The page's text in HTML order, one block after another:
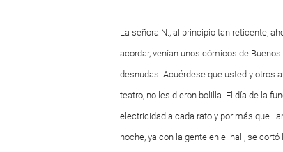
La señora N., al principio tan reticente,
acordar, venían unos cómicos de
desnudas. Acuérdese que usted y otros
teatro, no les dieron bolilla. El día de la
electricidad a cada rato y por más que
noche, ya con la gente en el hall, se